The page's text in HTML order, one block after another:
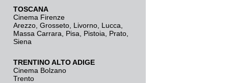
TOSCANA
Cinema Firenze
Arezzo Grosseto Livorno Lucca
Massa Carrara
Pisa Pistoia Prato
Siena
TRENTINO ALTO ADIGE
Cinema Bolzano
Trento